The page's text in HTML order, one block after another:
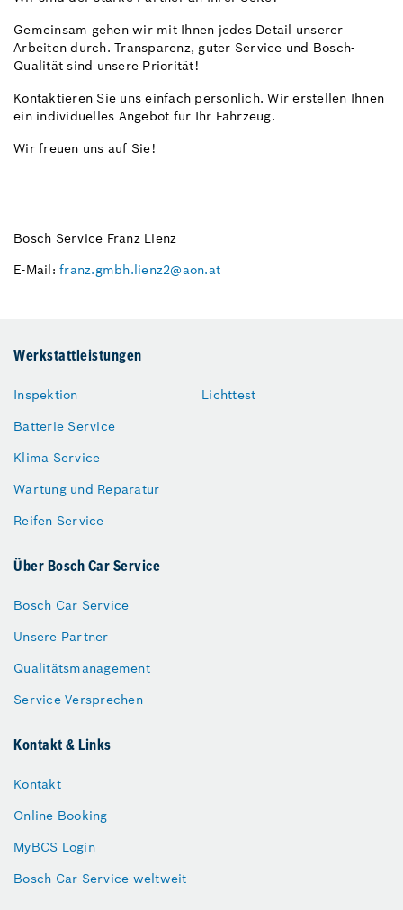
Gemeinsam gehen wir mit Ihnen jedes Detail unserer
Arbeiten durch. Transparenz, guter Service und Bosch-
Qualität sind unsere Priorität!
Kontaktieren Sie uns einfach persönlich. Wir erstellen Ihnen
ein individuelles Angebot für Ihr Fahrzeug.
Wir freuen uns auf Sie!
Bosch Service Franz Lienz
E-Mail: franz.gmbh.lienz2@aon.at
Werkstattleistungen
Inspektion
Batterie Service
Klima Service
Wartung und Reparatur
Reifen Service
Lichttest
Über Bosch Car Service
Bosch Car Service
Unsere Partner
Qualitätsmanagement
Service-Versprechen
Kontakt & Links
Kontakt
Online Booking
MyBCS Login
Bosch Car Service weltweit